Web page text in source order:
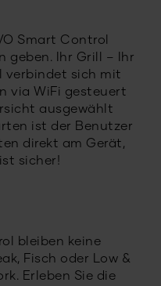
Smart Control
geben. Ihr Grill – Ihr
verbindet sich mit
via WiFi gesteuert
ausgewählt
ist der Benutzer
direkt am Gerät,
sicher!
bleiben keine
Fisch oder Low &
Erleben Sie die